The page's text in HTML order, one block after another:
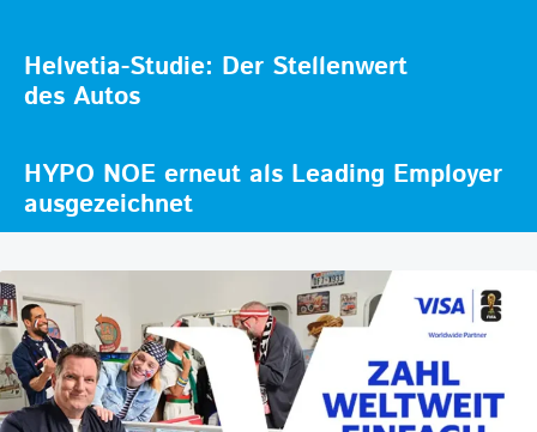
Helvetia-Studie: Der Stellenwert
des Autos
HYPO NOE erneut als Leading Employer
ausgezeichnet